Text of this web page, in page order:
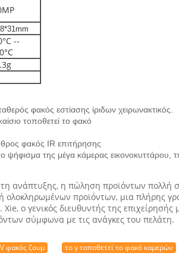
--
φακός εστίασης ίριδων χειρωνακτικός.
τοποθετεί το φακό
φακός IR επιτήρησης
της μέγα κάμερας εικονοκυττάρου,
ανάπτυξης, η πώληση προϊόντων πολλή
προϊόντων, μια πλήρης
ο γενικός διευθυντής της
σύμφωνα με τις ανάγκες του πελάτη.
φακός ζουμ το γ τοποθετεί το φακό καμερών